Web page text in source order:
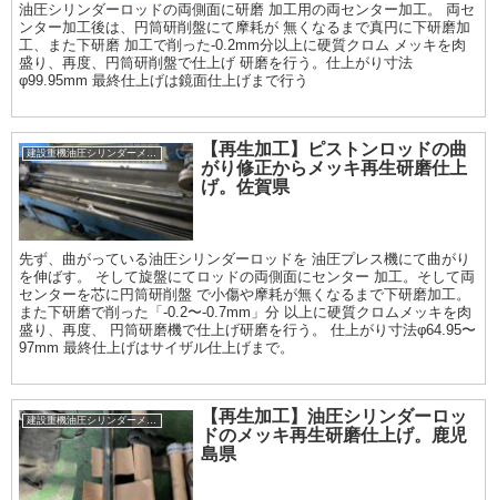
油圧シリンダーロッドの両側面に研磨 加工用の両センター加工。 両セ
ンター加工後は、円筒研削盤にて摩耗が 無くなるまで真円に下研磨加
工、また下研磨 加工で削った-0.2mm分以上に硬質クロム メッキを肉
盛り、再度、円筒研削盤で仕上げ 研磨を行う。仕上がり寸法
φ99.95mm 最終仕上げは鏡面仕上げまで行う
【再生加工】ピストンロッドの曲
がり修正からメッキ再生研磨仕上
げ。佐賀県
先ず、曲がっている油圧シリンダーロッドを 油圧プレス機にて曲がり
を伸ばす。 そして旋盤にてロッドの両側面にセンター 加工。そして両
センターを芯に円筒研削盤 で小傷や摩耗が無くなるまで下研磨加工。
また下研磨で削った「-0.2〜-0.7mm」分 以上に硬質クロムメッキを肉
盛り、再度、 円筒研磨機で仕上げ研磨を行う。 仕上がり寸法φ64.95〜
97mm 最終仕上げはサイザル仕上げまで。
建設重機油圧シリンダーメッキ加工履歴
【再生加工】油圧シリンダーロッ
ドのメッキ再生研磨仕上げ。鹿児
島県